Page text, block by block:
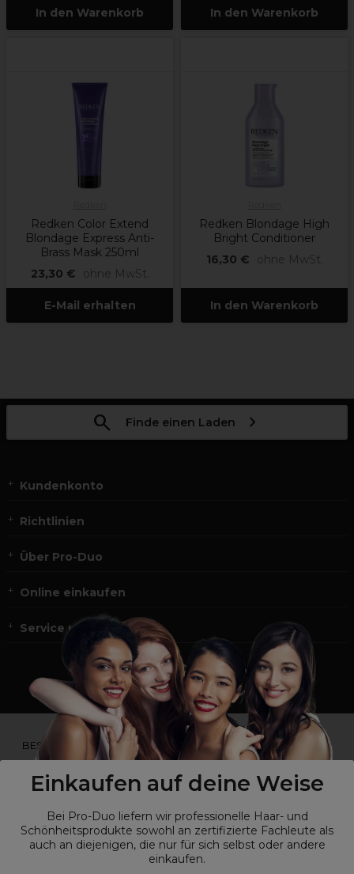
Einkaufen auf deine Weise
Bei Pro-Duo liefern wir professionelle Haar- und
Schönheitsprodukte sowohl an zertifizierte Fachleute als
auch an diejenigen, die nur für sich selbst oder andere
einkaufen.
In den Warenkorb In den Warenkorb
Redken Color Extend
Blondage Express Anti-
Brass Mask 250ml
23,30 €
ohne MwSt.
E-Mail erhalten
Redken Blondage High
Bright Conditioner
16,30 €
ohne MwSt.
In den Warenkorb
Finde einen Laden
Kundenkonto
Richtlinien
Über Pro-Duo
Online einkaufen
Service und Kontakt
*Du bist kein Profikunde?
BESUCHE
UNSERE WEBSEITE FÜR ENDVERBRAUCHER.*